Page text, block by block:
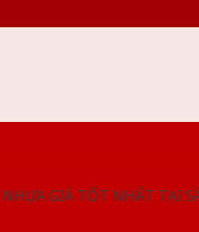
GIÁ TỐT NHẤT TẠI